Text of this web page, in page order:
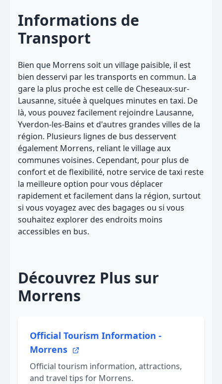
Informations de
Transport
Bien que Morrens soit un village paisible, il est
bien desservi par les transports en commun. La
gare la plus proche est celle de Cheseaux-sur-
Lausanne, située à quelques minutes en taxi. De
là, vous pouvez facilement rejoindre Lausanne,
Yverdon-les-Bains et d'autres grandes villes de la
région. Plusieurs lignes de bus desservent
également Morrens, reliant le village aux
communes voisines. Cependant, pour plus de
confort et de flexibilité, notre service de taxi reste
la meilleure option pour vous déplacer
rapidement et facilement dans la région, surtout
si vous voyagez avec des bagages ou si vous
souhaitez explorer des endroits moins
accessibles en bus.
Découvrez Plus sur
Morrens
Official Tourism Information -
Morrens
Official tourism information, attractions,
and travel tips for Morrens.